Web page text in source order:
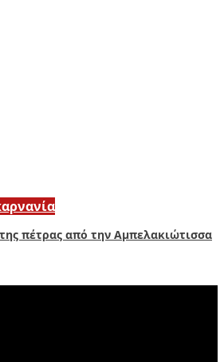
πέτρας από την Αμπελακιώτισσα